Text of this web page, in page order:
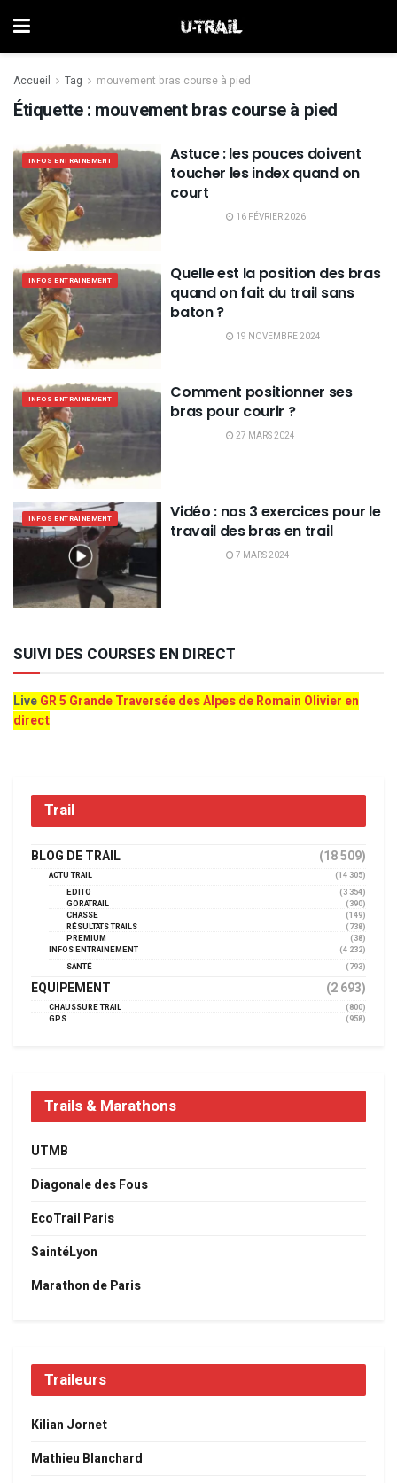
Accueil Tag mouvement bras course à pied
Étiquette : mouvement bras course à pied
INFOS ENTRAINEMENT
Astuce : les pouces doivent
toucher les index quand on
court
16 FÉVRIER 2026
INFOS ENTRAINEMENT
Quelle est la position des bras
quand on fait du trail sans
baton ?
19 NOVEMBRE 2024
INFOS ENTRAINEMENT
Comment positionner ses
bras pour courir ?
27 MARS 2024
INFOS ENTRAINEMENT
Vidéo : nos 3 exercices pour le
travail des bras en trail
7 MARS 2024
SUIVI DES COURSES EN DIRECT
LiveGR 5 Grande Traversée des Alpes de Romain Olivier en
direct
Trail
BLOG DE TRAIL (18 509)
ACTU TRAIL
(14 305)
EDITO
(3 354)
GORATRAIL
(390)
CHASSE
(149)
RÉSULTATS TRAILS
(738)
PREMIUM
(38)
INFOS ENTRAINEMENT
(4 232)
SANTÉ
(793)
EQUIPEMENT (2 693)
CHAUSSURE TRAIL
(800)
GPS
(958)
Trails & Marathons
UTMB
Diagonale des Fous
EcoTrail Paris
SaintéLyon
Marathon de Paris
Traileurs
Kilian Jornet
Mathieu Blanchard